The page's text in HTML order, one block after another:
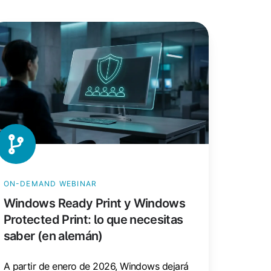
ON-DEMAND WEBINAR
Windows Ready Print y Windows
Protected Print: lo que necesitas
saber (en alemán)
A partir de enero de 2026, Windows dejará